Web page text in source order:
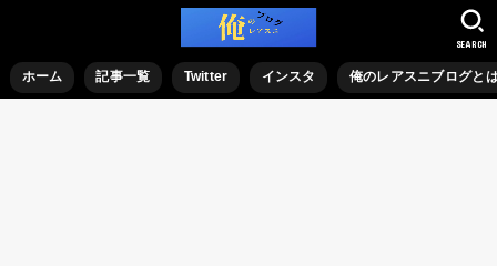
ホーム 記事一覧 Twitter インスタ 俺のレアスニブログと
SEARCH